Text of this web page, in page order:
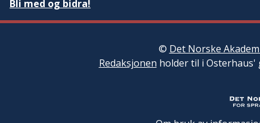
Bli med og bidra!
© Det Norske
Redaksjonen holder til i Osterhaus'